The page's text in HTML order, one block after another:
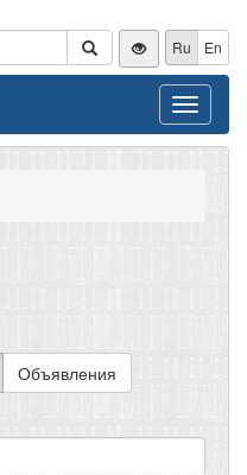
Ru En
Toggle
Объявления